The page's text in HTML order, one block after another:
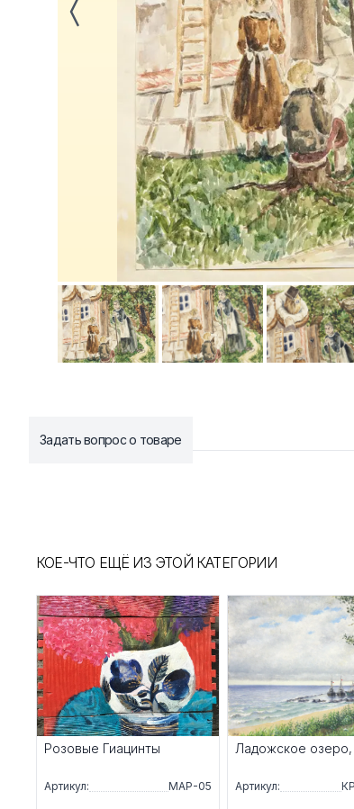
Задать вопрос о товаре
КОЕ-ЧТО ЕЩЁ ИЗ ЭТОЙ КАТЕГОРИИ
Розовые Гиацинты
Артикул: МАР-05
Ладожское озеро,
Артикул: